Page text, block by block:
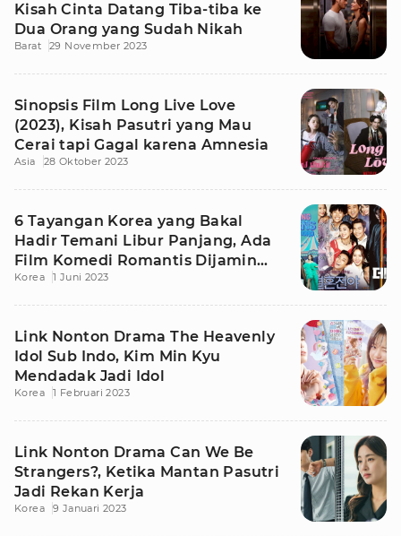
Kisah Cinta Datang Tiba-tiba ke
Dua Orang yang Sudah Nikah
Barat 29 November 2023
Sinopsis Film Long Live Love
(2023), Kisah Pasutri yang Mau
Cerai tapi Gagal karena Amnesia
Asia 28 Oktober 2023
6 Tayangan Korea yang Bakal
Hadir Temani Libur Panjang, Ada
Film Komedi Romantis Dijamin
Seru!
Korea 1 Juni 2023
Link Nonton Drama The Heavenly
Idol Sub Indo, Kim Min Kyu
Mendadak Jadi Idol
Korea 1 Februari 2023
Link Nonton Drama Can We Be
Strangers?, Ketika Mantan Pasutri
Jadi Rekan Kerja
Korea 9 Januari 2023